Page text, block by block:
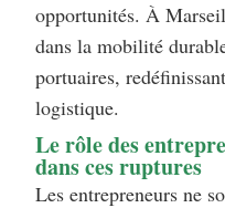
opportunités. À
dans la mobilité
portuaires,
logistique.
Le rôle des
dans ces ruptures
Les entrepreneurs ne